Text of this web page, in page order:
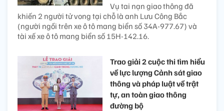
Vụ tai nạn giao thông đã
khiến 2 người tử vong tại chỗ là anh Lưu Công Bắc
(người ngồi trên xe ô tô mang biển số 34A-977.67) và
tài xế xe ô tô mang biển số 15H-142.16.
Trao giải 2 cuộc thi tìm hiểu
về lực lượng Cảnh sát giao
thông và pháp luật về trật
tự, an toàn giao thông
đường bộ